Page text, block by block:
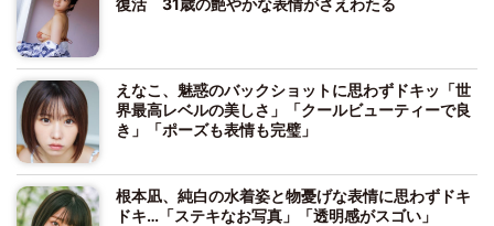
えなこ、魅惑のバックショットに思わずドキッ「世
界最高レベルの美しさ」「クールビューティーで良
き」「ポーズも表情も完璧」
根本凪、純白の水着姿と物憂げな表情に思わずドキ
ドキ…「ステキなお写真」「透明感がスゴい」